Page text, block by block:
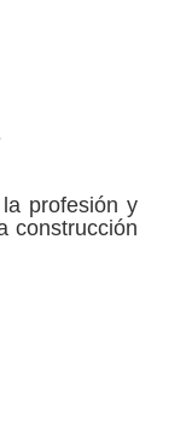
profesión y
construcción